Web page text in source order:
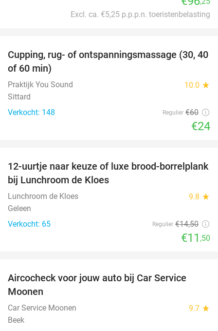
Excl. ca. €5,25 p.p.p.n. toeristenbelasting
60%
Cupping, rug- of ontspanningsmassage (30, 40
of 60 min)
Praktijk You Sound 10.0 star
Sittard
Verkocht: 148
Regulier €60
€24
21%
12-uurtje naar keuze of luxe brood-borrelplank
bij Lunchroom de Kloes
Lunchroom de Kloes 9.8 star
Geleen
Verkocht: 65
Regulier €14,50
€11 ,50
Aircocheck voor jouw auto bij Car Service
Moonen
Car Service Moonen 9.7 star
Beek